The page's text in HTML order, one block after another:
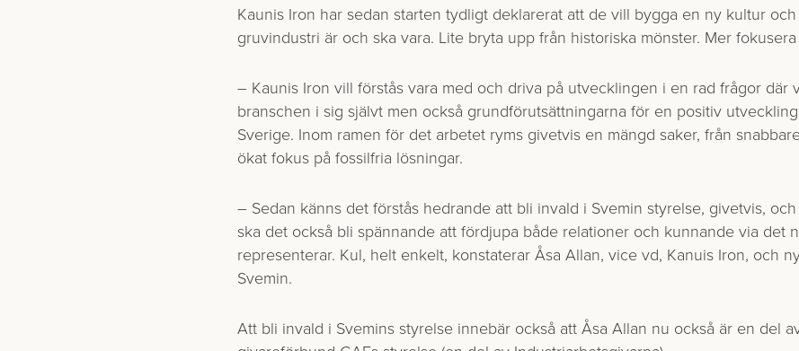
Kaunis Iron har sedan starten tydligt deklarerat att de vill bygga en ny kultur
gruvindustri är och ska vara. Lite bryta upp från historiska mönster. Mer
– Kaunis Iron vill förstås vara med och driva på utvecklingen i en rad frågor där
branschen i sig självt men också grundförutsättningarna för en positiv
Sverige. Inom ramen för det arbetet ryms givetvis en mängd saker, från
ökat fokus på fossilfria lösningar.
– Sedan känns det förstås hedrande att bli invald i Svemin styrelse, givetvis,
ska det också bli spännande att fördjupa både relationer och kunnande via det
representerar. Kul, helt enkelt, konstaterar Åsa Allan, vice vd, Kanuis Iron, och
Svemin.
Att bli invald i Svemins styrelse innebär också att Åsa Allan nu också är en del